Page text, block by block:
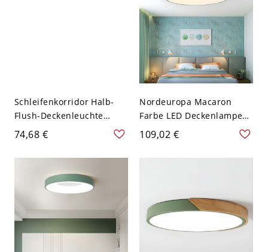
Schleifenkorridor Halb-
Flush-Deckenleuchte
Eisen 1-Licht
Lampe in Grün und Holz
74,68 €
Nordeuropa Macaron
Farbe LED Deckenlampe
Simpler Design Rund 1-
Grün 110V-120V 22,86 cm
109,02 €